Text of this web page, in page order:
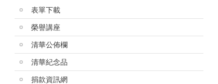
表單下載
榮譽講座
清華公佈欄
清華紀念品
捐款資訊網